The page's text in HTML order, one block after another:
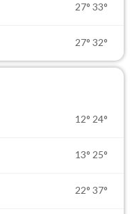
27° 33°
27° 32°
12° 24°
13° 25°
22° 37°